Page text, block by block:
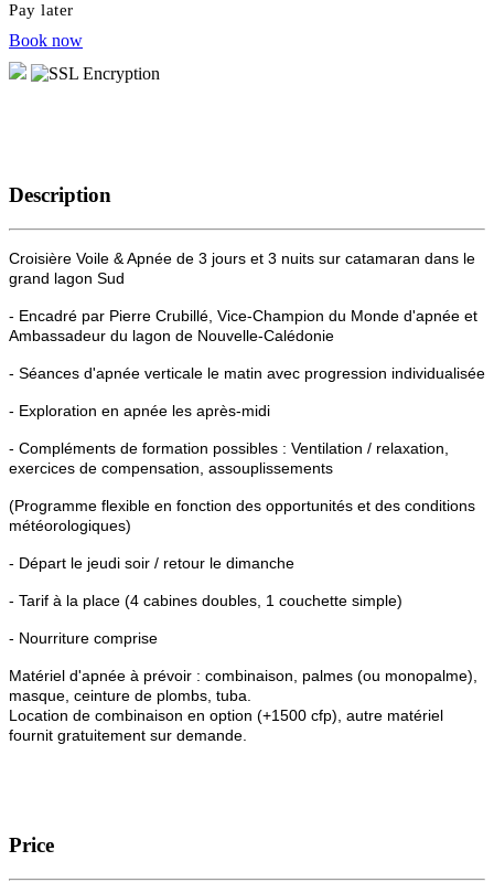
Pay later
Book now
Description
Croisière Voile & Apnée de 3 jours et 3 nuits sur catamaran dans le
grand lagon Sud
- Encadré par Pierre Crubillé, Vice-Champion du Monde d'apnée et
Ambassadeur du lagon de Nouvelle-Calédonie
- Séances d'apnée verticale le matin avec progression individualisée
- Exploration en apnée les après-midi
- Compléments de formation possibles : Ventilation / relaxation,
exercices de compensation, assouplissements
(Programme flexible en fonction des opportunités et des conditions
météorologiques)
- Départ le jeudi soir / retour le dimanche
- Tarif à la place (4 cabines doubles, 1 couchette simple)
- Nourriture comprise
Matériel d'apnée à prévoir : combinaison, palmes (ou monopalme),
masque, ceinture de plombs, tuba.
Location de combinaison en option (+1500 cfp), autre matériel
fournit gratuitement sur demande.
Price